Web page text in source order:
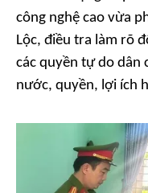
công nghệ cao vừa
Lộc, điều tra làm rõ
các quyền tự do dân
nước, quyền, lợi ích